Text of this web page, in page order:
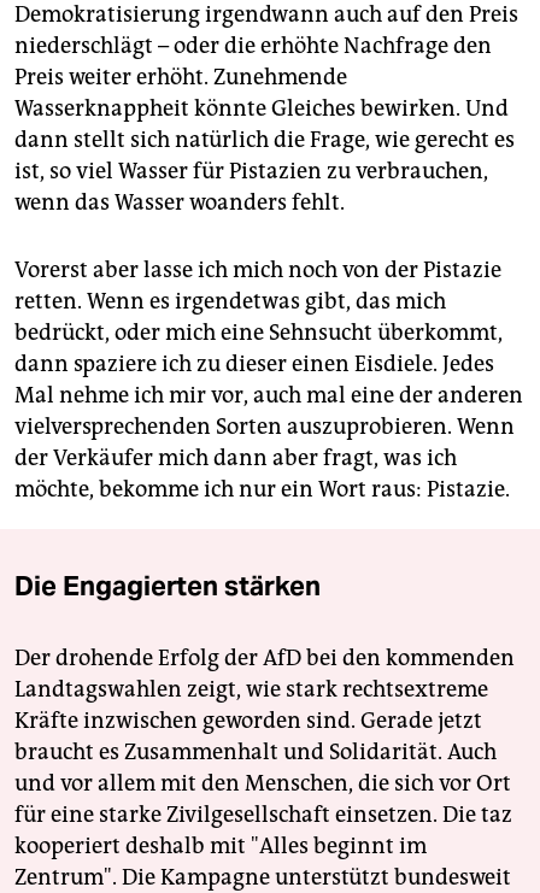
Demokratisierung irgendwann auch auf den Preis
niederschlägt – oder die erhöhte Nachfrage den
Preis weiter erhöht. Zunehmende
Wasserknappheit könnte Gleiches bewirken. Und
dann stellt sich natürlich die Frage, wie gerecht es
ist, so viel Wasser für Pistazien zu verbrauchen,
wenn das Wasser woanders fehlt.
Vorerst aber lasse ich mich noch von der Pistazie
retten. Wenn es irgendetwas gibt, das mich
bedrückt, oder mich eine Sehnsucht überkommt,
dann spaziere ich zu dieser einen Eisdiele. Jedes
Mal nehme ich mir vor, auch mal eine der anderen
vielversprechenden Sorten auszuprobieren. Wenn
der Verkäufer mich dann aber fragt, was ich
möchte, bekomme ich nur ein Wort raus: Pistazie.
Die Engagierten stärken
Der drohende Erfolg der AfD bei den kommenden
Landtagswahlen zeigt, wie stark rechtsextreme
Kräfte inzwischen geworden sind. Gerade jetzt
braucht es Zusammenhalt und Solidarität. Auch
und vor allem mit den Menschen, die sich vor Ort
für eine starke Zivilgesellschaft einsetzen. Die taz
kooperiert deshalb mit "Alles beginnt im
Zentrum". Die Kampagne unterstützt bundesweit